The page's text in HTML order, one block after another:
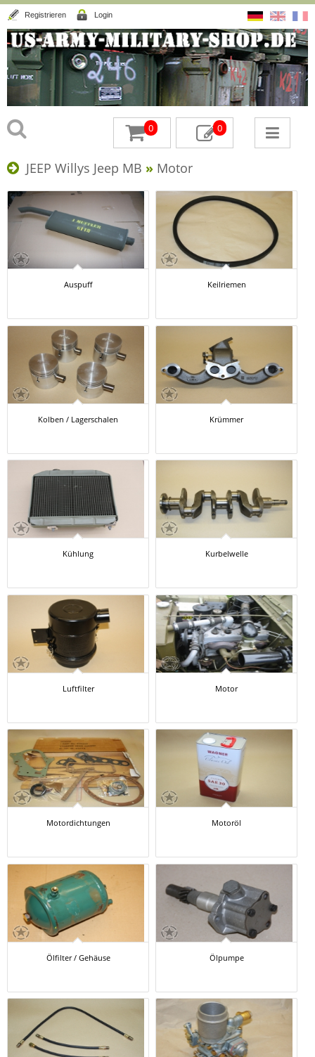
Registrieren Login
0 0
JEEP Willys Jeep MB » Motor
Auspuff Keilriemen
Kolben / Lagerschalen Krümmer
Kühlung Kurbelwelle
Luftfilter Motor
Motordichtungen Motoröl
Ölfilter / Gehäuse Ölpumpe